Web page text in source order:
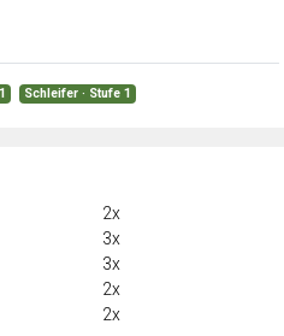
Schleifer · Stufe 1
2x
3x
3x
2x
2x